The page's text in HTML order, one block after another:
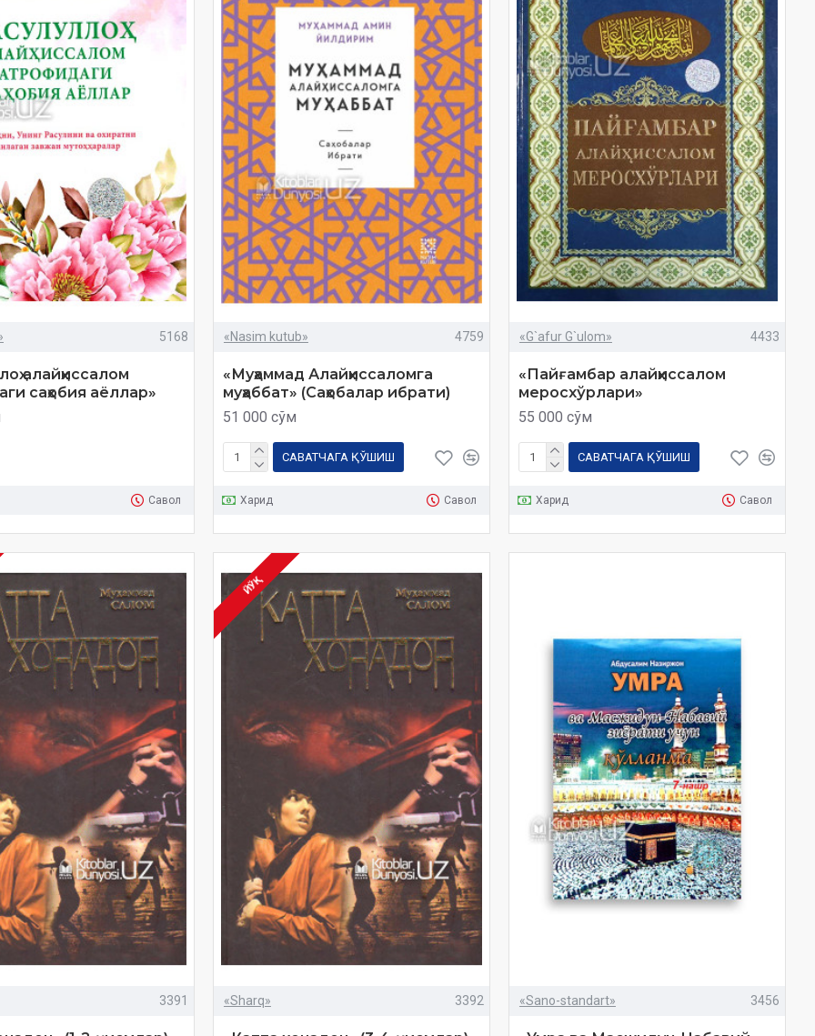
5168
алайҳиссалом
саҳобия аёллар»
Савол
«Nasim kutub» 4759
«Муҳаммад Алайҳиссаломга
муҳаббат» (Саҳобалар ибрати)
51 000 сўм
САВАТЧАГА ҚЎШИШ
Харид Савол
«G`afur G`ulom» 4433
«Пайғамбар алайҳиссалом
меросхўрлари»
55 000 сўм
САВАТЧАГА ҚЎШИШ
Харид Савол
3391
ЙЎҚ
«Sharq» 3392 «Sano-standart» 3456